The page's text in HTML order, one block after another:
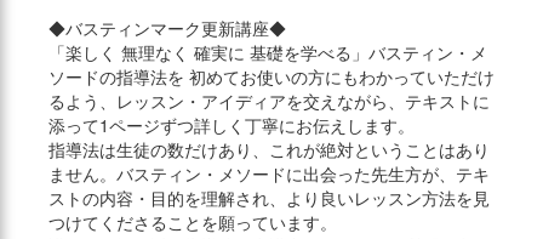
◆バスティンマーク更新講座◆
「楽しく 無理なく 確実に 基礎を学べる」バスティン・メ
ソードの指導法を 初めてお使いの方にもわかっていただけ
るよう、レッスン・アイディアを交えながら、テキストに
添って1ページずつ詳しく丁寧にお伝えします。
指導法は生徒の数だけあり、これが絶対ということはあり
ません。バスティン・メソードに出会った先生方が、テキ
ストの内容・目的を理解され、より良いレッスン方法を見
つけてくださることを願っています。